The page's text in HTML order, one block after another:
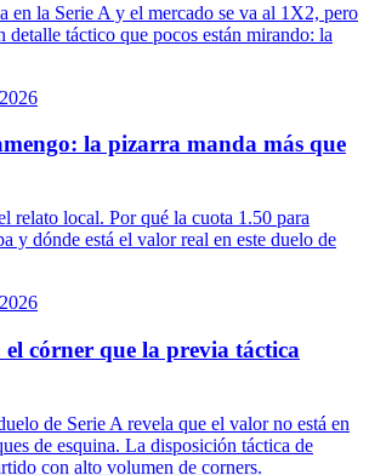
en la Serie A y el mercado se va al 1X2, pero
detalle táctico que pocos están mirando: la
la pizarra manda más que
relato local. Por qué la cuota 1.50 para
y dónde está el valor real en este duelo de
córner que la previa táctica
de Serie A revela que el valor no está en
de esquina. La disposición táctica de
con alto volumen de corners.